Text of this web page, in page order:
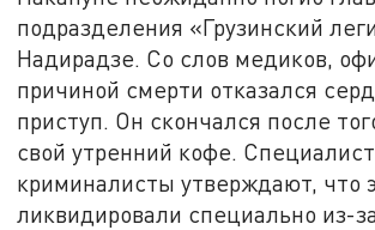
подразделения «Грузинский
Надирадзе. Со слов медиков,
причиной смерти отказался
приступ. Он скончался после
свой утренний кофе.
криминалисты утверждают, что
ликвидировали специально из-